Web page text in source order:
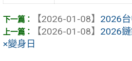
【2026-01-08】 2026
【2026-01-08】 2026
×變身日